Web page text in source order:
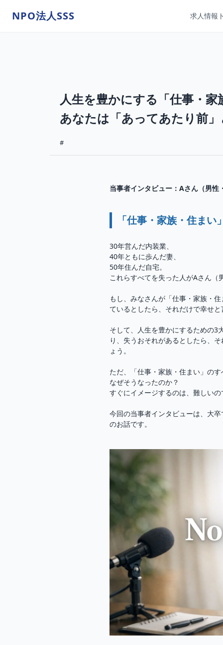
NPO法人SSS 求人情報
人生を豊かにする「仕事・家
あなたは「あってあたり前
#
当事者インタビュー：Aさん（男性
「仕事・家族・住まい
30年営んだ内装業、
40年ともに歩んだ妻、
50年住んだ自宅。
これらすべてを失った人がAさん（
もし、みなさんが「仕事・家族・
ているとしたら、それだけで幸せ
そして、人生を豊かにするための3
り、失うおそれがあるとしたら、
ょう。
ただ、「仕事・家族・住まい」の
なぜそうなったのか？
すぐにイメージするのは、難しい
今回の当事者インタビューは、大
のお話です。